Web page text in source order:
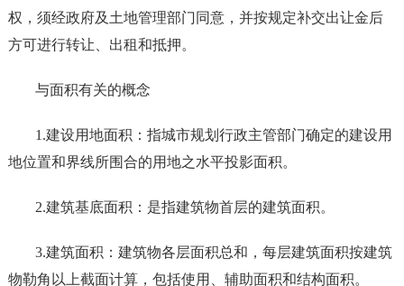
权，须经政府及土地管理部门同意，并按规定补交出让金后
方可进行转让、出租和抵押。
与面积有关的概念
1.建设用地面积：指城市规划行政主管部门确定的建设用
地位置和界线所围合的用地之水平投影面积。
2.建筑基底面积：是指建筑物首层的建筑面积。
3.建筑面积：建筑物各层面积总和，每层建筑面积按建筑
物勒角以上截面计算，包括使用、辅助面积和结构面积。